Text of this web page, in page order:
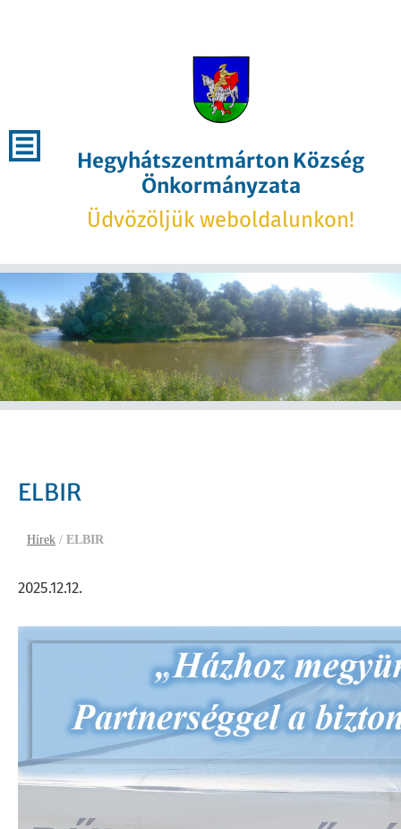
Hegyhátszentmárton Község
Önkormányzata
Üdvözöljük weboldalunkon!
ELBIR
Hírek / ELBIR
2025.12.12.